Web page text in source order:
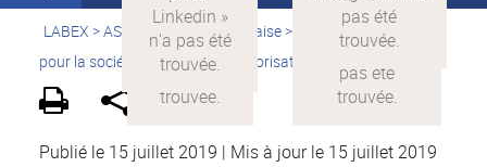
LABEX >ASLAN > Version française>
La science avec et
pour la société
Supports de valorisation
Publié le 15 juillet 2019 | Mis à jour le 15 juillet 2019